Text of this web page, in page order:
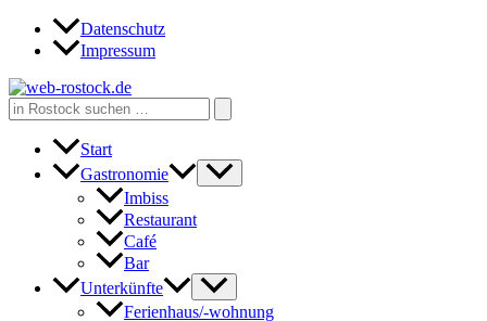
Zum
Inhalt
Datenschutz
Impressum
Search
for:
Start
Gastronomie
Imbiss
Restaurant
Café
Bar
Unterkünfte
Ferienhaus/-wohnung